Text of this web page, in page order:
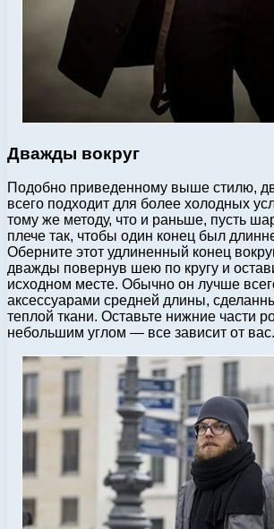
Дважды вокруг
Подобно приведенному выше стилю,
всего подходит для более холодных
тому же методу, что и раньше, пусть
плече так, чтобы один конец был
Оберните этот удлиненный конец
дважды повернув шею по кругу и
исходном месте. Обычно он лучше
аксессуарами средней длины,
теплой ткани. Оставьте нижние части
небольшим углом — все зависит от вас.